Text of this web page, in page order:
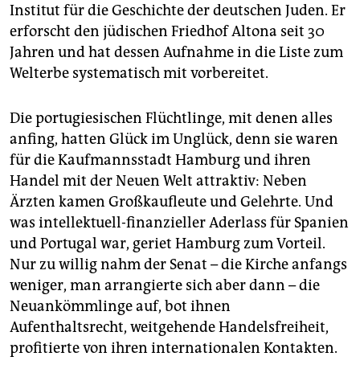
Institut für die Geschichte der deutschen Juden. Er
erforscht den jüdischen Friedhof Altona seit 30
Jahren und hat dessen Aufnahme in die Liste zum
Welterbe systematisch mit vorbereitet.
Die portugiesischen Flüchtlinge, mit denen alles
anfing, hatten Glück im Unglück, denn sie waren
für die Kaufmannsstadt Hamburg und ihren
Handel mit der Neuen Welt attraktiv: Neben
Ärzten kamen Großkaufleute und Gelehrte. Und
was intellektuell-finanzieller Aderlass für Spanien
und Portugal war, geriet Hamburg zum Vorteil.
Nur zu willig nahm der Senat – die Kirche anfangs
weniger, man arrangierte sich aber dann – die
Neuankömmlinge auf, bot ihnen
Aufenthaltsrecht, weitgehende Handelsfreiheit,
profitierte von ihren internationalen Kontakten.